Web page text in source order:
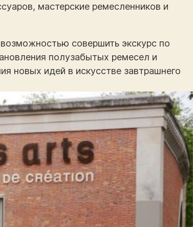
мастерские ремесленников и
совершить экскурс по
полузабытых ремесел и
новых идей в искусстве завтрашнего